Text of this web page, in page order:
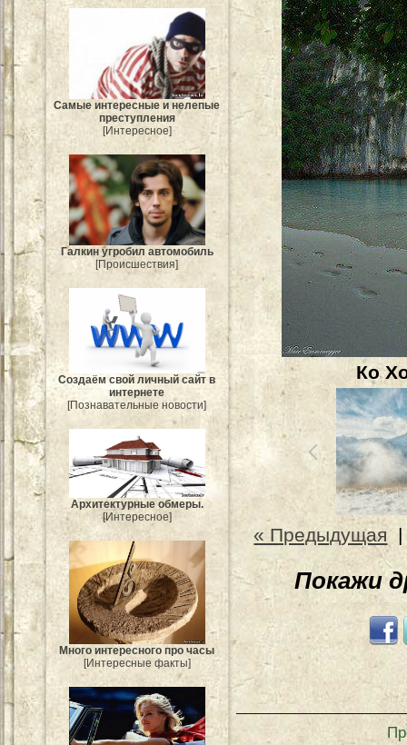
Самые интересные и нелепые
преступления
[Интересное]
Галкин угробил автомобиль
[Происшествия]
Создаём свой личный сайт в
интернете
[Познавательные новости]
Архитектурные обмеры.
[Интересное]
Много интересного про часы
[Интересные факты]
Ко
« Предыдущая
Покажи